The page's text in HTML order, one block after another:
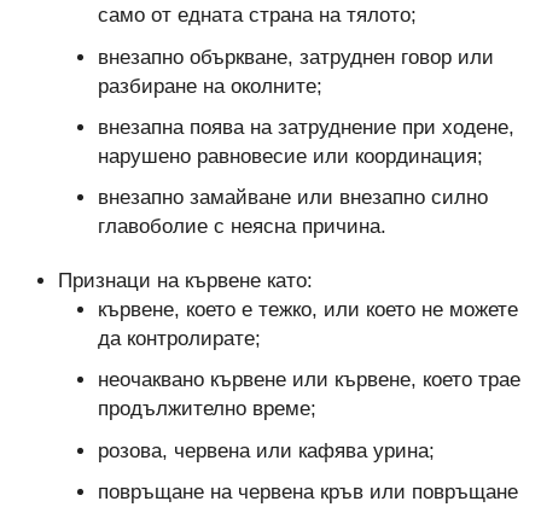
само от едната страна на тялото;
внезапно объркване, затруднен говор или
разбиране на околните;
внезапна поява на затруднение при ходене,
нарушено равновесие или координация;
внезапно замайване или внезапно силно
главоболие с неясна причина.
Признаци на кървене като:
кървене, което е тежко, или което не можете
да контролирате;
неочаквано кървене или кървене, което трае
продължително време;
розова, червена или кафява урина;
повръщане на червена кръв или повръщане